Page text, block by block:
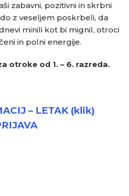
zabavni, pozitivni in skrbni
z veseljem poskrbeli, da
minili kot bi mignil, otroci
in polni energije.
otroke od 1. – 6. razreda.
– LETAK (klik)